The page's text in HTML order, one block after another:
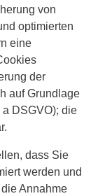
von
optimierten
eine
der
auf Grundlage
DSGVO); die
dass Sie
werden und
Annahme